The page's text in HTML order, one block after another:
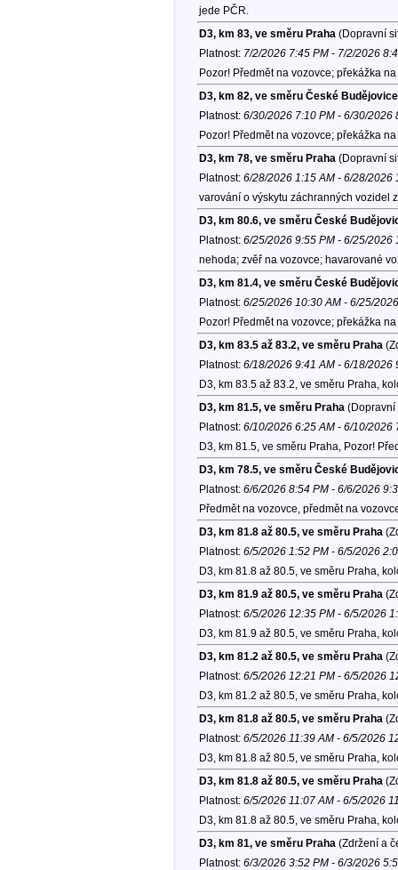
jede PČR.
D3, km 83, ve směru Praha (Dopravní
Platnost: 7/2/2026 7:45 PM - 7/2/2026
Pozor! Předmět na vozovce; překážka
D3, km 82, ve směru České Budějovice
Platnost: 6/30/2026 7:10 PM - 6/30/2026
Pozor! Předmět na vozovce; překážka
D3, km 78, ve směru Praha (Dopravní
Platnost: 6/28/2026 1:15 AM - 6/28/2026
varování o výskytu záchranných vozidel
D3, km 80.6, ve směru České
Platnost: 6/25/2026 9:55 PM - 6/25/2026
nehoda; zvěř na vozovce; havarované
D3, km 81.4, ve směru České
Platnost: 6/25/2026 10:30 AM - 6/25/
Pozor! Předmět na vozovce; překážka
D3, km 83.5 až 83.2, ve směru Praha
Platnost: 6/18/2026 9:41 AM - 6/18/2026
D3, km 83.5 až 83.2, ve směru Praha,
D3, km 81.5, ve směru Praha (Dopravní
Platnost: 6/10/2026 6:25 AM - 6/10/2026
D3, km 81.5, ve směru Praha, Pozor!
D3, km 78.5, ve směru České
Platnost: 6/6/2026 8:54 PM - 6/6/2026
Předmět na vozovce, předmět na
D3, km 81.8 až 80.5, ve směru Praha
Platnost: 6/5/2026 1:52 PM - 6/5/2026
D3, km 81.8 až 80.5, ve směru Praha,
D3, km 81.9 až 80.5, ve směru Praha
Platnost: 6/5/2026 12:35 PM - 6/5/2026
D3, km 81.9 až 80.5, ve směru Praha,
D3, km 81.2 až 80.5, ve směru Praha
Platnost: 6/5/2026 12:21 PM - 6/5/2026
D3, km 81.2 až 80.5, ve směru Praha,
D3, km 81.8 až 80.5, ve směru Praha
Platnost: 6/5/2026 11:39 AM - 6/5/2026
D3, km 81.8 až 80.5, ve směru Praha,
D3, km 81.8 až 80.5, ve směru Praha
Platnost: 6/5/2026 11:07 AM - 6/5/2026
D3, km 81.8 až 80.5, ve směru Praha,
D3, km 81, ve směru Praha (Zdržení a
Platnost: 6/3/2026 3:52 PM - 6/3/2026